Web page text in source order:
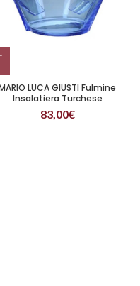
LUCA GIUSTI Fulmine
Insalatiera Turchese
83,00€